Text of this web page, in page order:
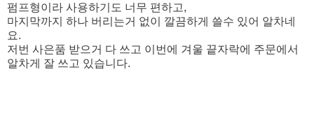
펌프형이라 사용하기도 너무 편하고,
마지막까지 하나 버리는거 없이 깔끔하게 쓸수 있어 알차네
요.
저번 사은품 받으거 다 쓰고 이번에 겨울 끝자락에 주문에서
알차게 잘 쓰고 있습니다.